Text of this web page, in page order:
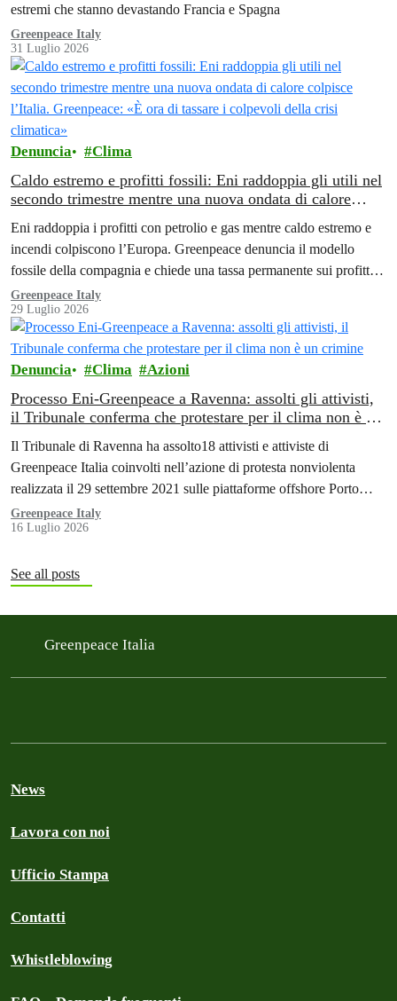
estremi che stanno devastando Francia e Spagna
Greenpeace Italy
31 Luglio 2026
Denuncia Clima
Caldo estremo e profitti fossili: Eni raddoppia gli utili nel
secondo trimestre mentre una nuova ondata di calore
della crisi climatica»
Eni raddoppia i profitti con petrolio e gas mentre caldo estremo e
incendi colpiscono l’Europa. Greenpeace denuncia il modello
fossile della compagnia e chiede una tassa permanente sui profitti
delle aziende fossili
Greenpeace Italy
29 Luglio 2026
Denuncia Clima Azioni
Processo Eni-Greenpeace a Ravenna: assolti gli attivisti,
il Tribunale conferma che protestare per il clima non è un
Il Tribunale di Ravenna ha assolto18 attivisti e attiviste di
Greenpeace Italia coinvolti nell’azione di protesta nonviolenta
realizzata il 29 settembre 2021 sulle piattaforme offshore Porto
Corsini di Eni, al largo di Ravenna.
Greenpeace Italy
16 Luglio 2026
See all posts
Greenpeace Italia
News
Lavora con noi
Ufficio Stampa
Contatti
Whistleblowing